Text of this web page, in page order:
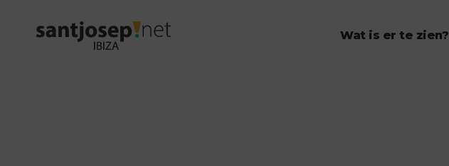
Wat is er te zien?